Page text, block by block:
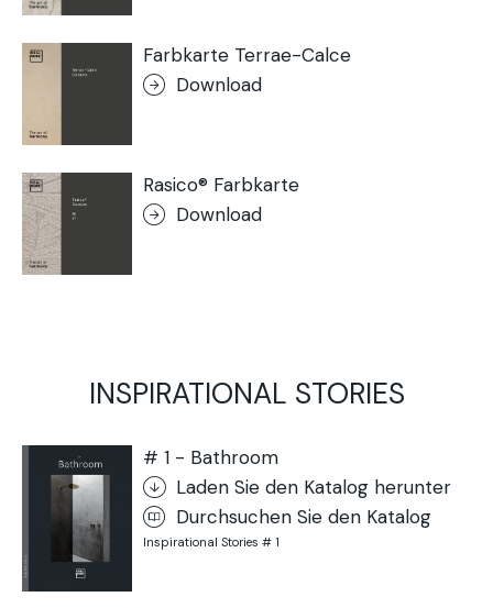
Farbkarte Terrae-Calce
Download
Rasico® Farbkarte
Download
INSPIRATIONAL STORIES
# 1 - Bathroom
Laden Sie den Katalog herunter
Durchsuchen Sie den Katalog
Inspirational Stories # 1